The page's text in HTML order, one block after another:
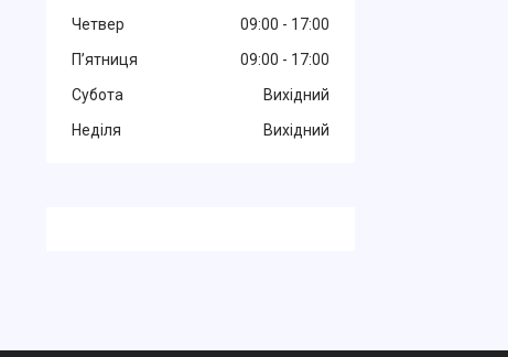
Четвер
09:00
17:00
Пʼятниця
09:00
17:00
Субота
Вихідний
Неділя
Вихідний